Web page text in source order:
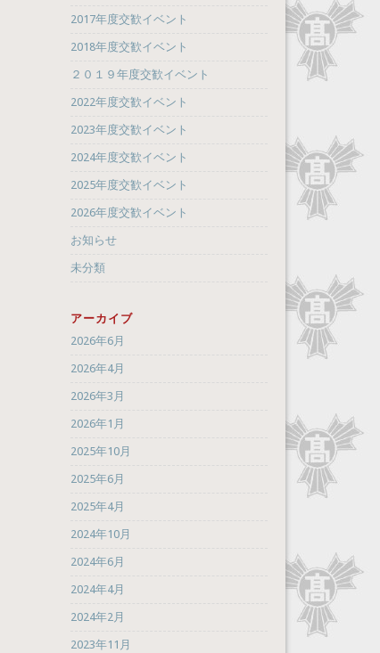
2017年度交歓イベント
2018年度交歓イベント
２０１９年度交歓イベント
2022年度交歓イベント
2023年度交歓イベント
2024年度交歓イベント
2025年度交歓イベント
2026年度交歓イベント
お知らせ
未分類
アーカイブ
2026年6月
2026年4月
2026年3月
2026年1月
2025年10月
2025年6月
2025年4月
2024年10月
2024年6月
2024年4月
2024年2月
2023年11月